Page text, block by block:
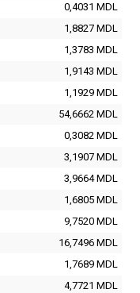
0,4031 MDL
1,8827 MDL
1,3783 MDL
1,9143 MDL
1,1929 MDL
54,6662 MDL
0,3082 MDL
3,1907 MDL
3,9664 MDL
1,6805 MDL
9,7520 MDL
16,7496 MDL
1,7689 MDL
4,7721 MDL